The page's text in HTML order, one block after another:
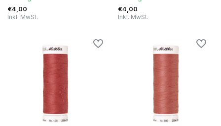
€4,00
Inkl. MwSt.
€4,00
Inkl. MwSt.